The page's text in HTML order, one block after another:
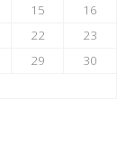
15
16
22
23
29
30